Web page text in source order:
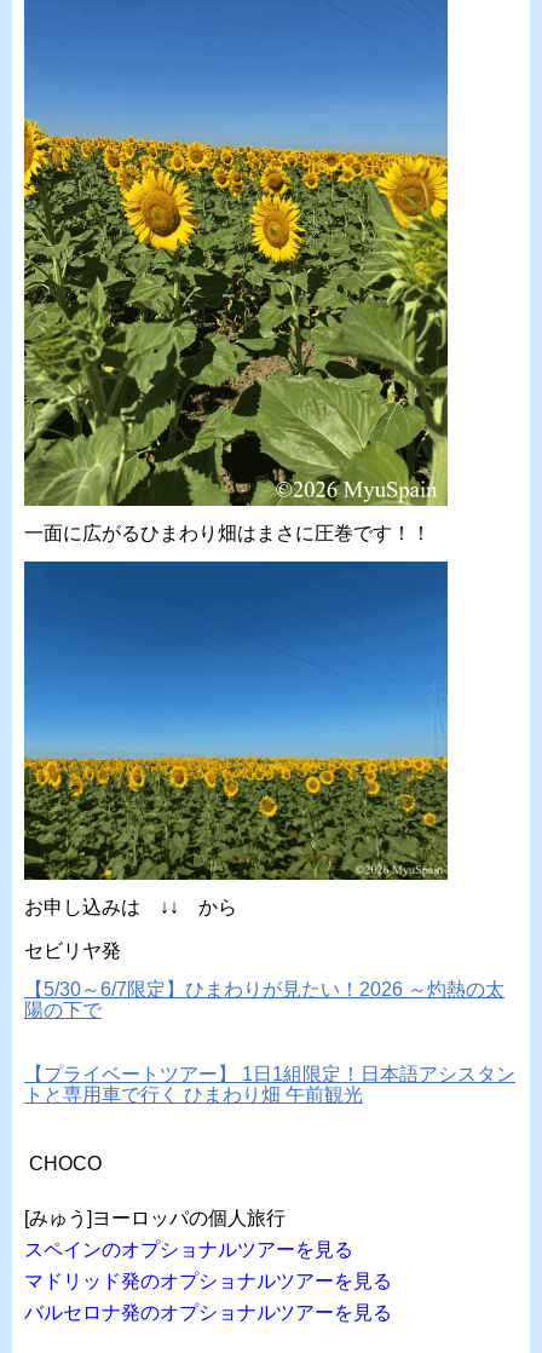
一面に広がるひまわり畑はまさに圧巻です！！
お申し込みは ↓↓ から
セビリヤ発
【5/30～6/7限定】ひまわりが見たい！2026 ～灼熱の太
陽の下で
【プライベートツアー】 1日1組限定！日本語アシスタン
トと専用車で行く ひまわり畑 午前観光
CHOCO
[みゅう]ヨーロッパの個人旅行
スペインのオプショナルツアーを見る
マドリッド発のオプショナルツアーを見る
バルセロナ発のオプショナルツアーを見る